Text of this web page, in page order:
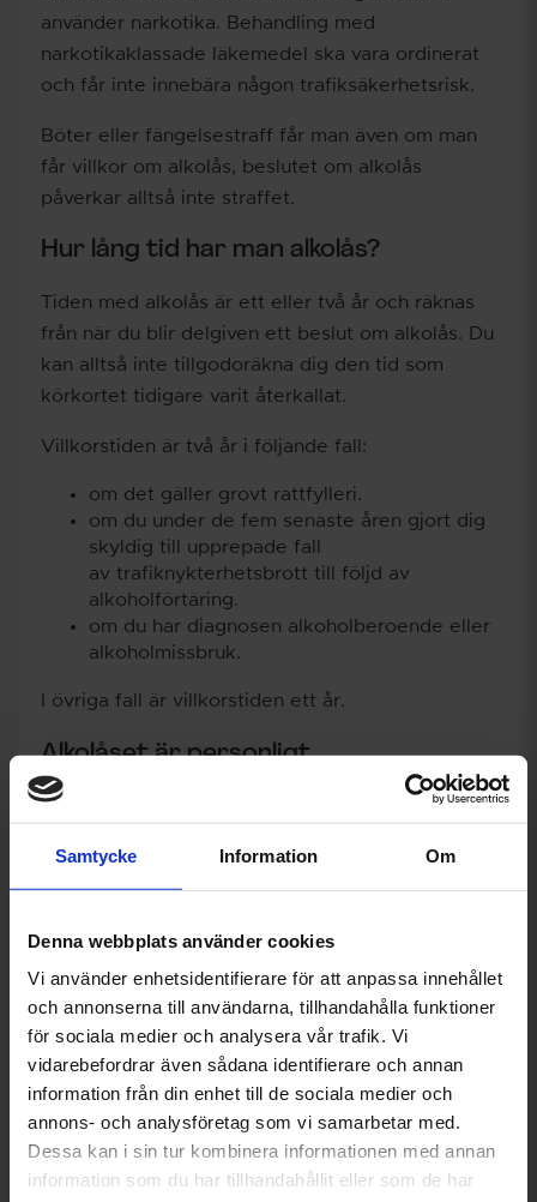
Samtycke Information Om
Denna webbplats använder cookies
Vi använder enhetsidentifierare för att anpassa innehållet
och annonserna till användarna, tillhandahålla funktioner
för sociala medier och analysera vår trafik. Vi
vidarebefordrar även sådana identifierare och annan
information från din enhet till de sociala medier och
annons- och analysföretag som vi samarbetar med.
Dessa kan i sin tur kombinera informationen med annan
information som du har tillhandahållit eller som de har
använder narkotika. Behandling med
narkotikaklassade läkemedel ska vara ordinerat
och får inte innebära någon trafiksäkerhetsrisk.
Böter eller fängelsestraff får man även om man
får villkor om alkolås, beslutet om alkolås
påverkar alltså inte straffet.
Hur lång tid har man alkolås?
Tiden med alkolås är ett eller två år och räknas
från när du blir delgiven ett beslut om alkolås. Du
kan alltså inte tillgodoräkna dig den tid som
körkortet tidigare varit återkallat.
Villkorstiden är två år i följande fall:
om det gäller grovt rattfylleri.
om du under de fem senaste åren gjort dig
skyldig till upprepade fall
av trafiknykterhetsbrott till följd av
alkoholförtäring.
om du har diagnosen alkoholberoende eller
alkoholmissbruk.
I övriga fall är villkorstiden ett år.
Alkolåset är personligt
Under villkorstiden får du endast köra fordon
är personligt
tillhandahålls av en av de leverantörer
någon annan får inte blåsa åt dig, det är
strikt personligt
Transportstyrelsen ställer även krav på
skötsamhet under villkorstiden,
service/kalibrering av alkolåset och läkarintyg
efter halva tiden, annars kan beslutet om villkor
om alkolås tas bort och körkortet återkallas.